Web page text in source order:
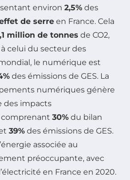
environ 2,5% des
de serre en France. Cela
million de tonnes de CO2,
celui du secteur des
le numérique est
des émissions de GES. La
numériques génère
des impacts
30% du bilan
39% des émissions de GES.
associée au
préoccupante, avec
en France en 2020.